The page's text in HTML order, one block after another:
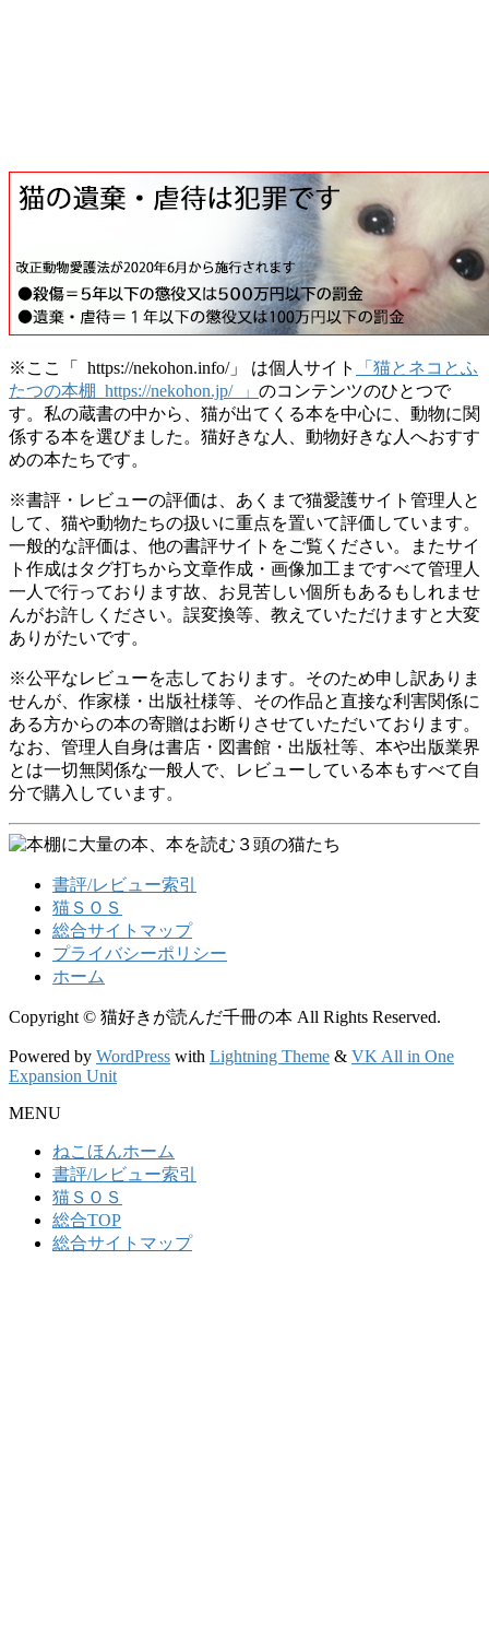
※ここ「 https://nekohon.info/」 は個人サイト
「猫とネコとふ
たつの本棚 https://nekohon.jp/ 」 のコンテンツのひとつで
す。私の蔵書の中から、猫が出てくる本を中心に、動物に関
係する本を選びました。猫好きな人、動物好きな人へおすす
めの本たちです。
※書評・レビューの評価は、あくまで猫愛護サイト管理人と
して、猫や動物たちの扱いに重点を置いて評価しています。
一般的な評価は、他の書評サイトをご覧ください。またサイ
ト作成はタグ打ちから文章作成・画像加工まですべて管理人
一人で行っております故、お見苦しい個所もあるもしれませ
んがお許しください。誤変換等、教えていただけますと大変
ありがたいです。
※公平なレビューを志しております。そのため申し訳ありま
せんが、作家様・出版社様等、その作品と直接な利害関係に
ある方からの本の寄贈はお断りさせていただいております。
なお、管理人自身は書店・図書館・出版社等、本や出版業界
とは一切無関係な一般人で、レビューしている本もすべて自
分で購入しています。
書評/レビュー索引
猫ＳＯＳ
総合サイトマップ
プライバシーポリシー
ホーム
Copyright © 猫好きが読んだ千冊の本 All Rights Reserved.
Powered by WordPress with Lightning Theme & VK All in One
Expansion Unit
MENU
ねこほんホーム
書評/レビュー索引
猫ＳＯＳ
総合TOP
総合サイトマップ